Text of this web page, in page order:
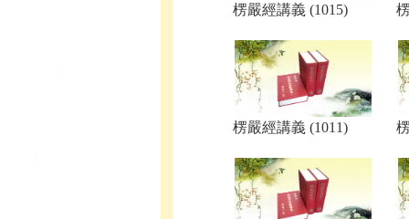
楞嚴經講義 (1015)
楞嚴經講義 (1011)